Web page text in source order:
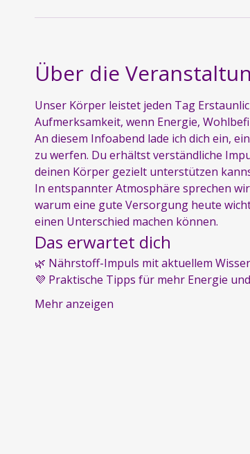
Über die
Unser Körper leistet jeden Tag
Aufmerksamkeit, wenn Energie,
An diesem Infoabend lade ich dich ein,
zu werfen. Du erhältst verständliche
deinen Körper gezielt unterstützen
In entspannter Atmosphäre sprechen
warum eine gute Versorgung heute
einen Unterschied machen können.
Das erwartet dich
🌿 Nährstoff-Impuls mit aktuellem
💜 Praktische Tipps für mehr Energie
Mehr anzeigen